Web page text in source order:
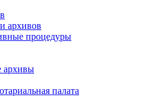
архивов
процедуры
архивы
палата